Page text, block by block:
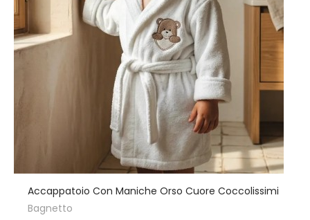
Accappatoio Con Maniche Orso Cuore Coccolissimi
Bagnetto